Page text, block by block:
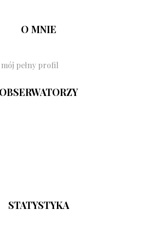
O MNIE
pełny profil
OBSERWATORZY
STATYSTYKA